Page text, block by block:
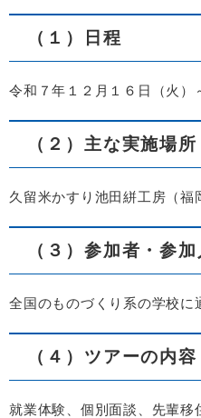
（１）日程
令和７年１２月１６日（火）
（２）主な実施場所
久留米かすり池田絣工房（福
（３）参加者・参
全国のものづくり系の学校に
（４）ツアーの内容
就業体験、個別面談、先輩移